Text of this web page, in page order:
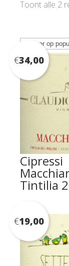
Toont alle 2
Cipressi
Tintilia
€34,00
€19,00